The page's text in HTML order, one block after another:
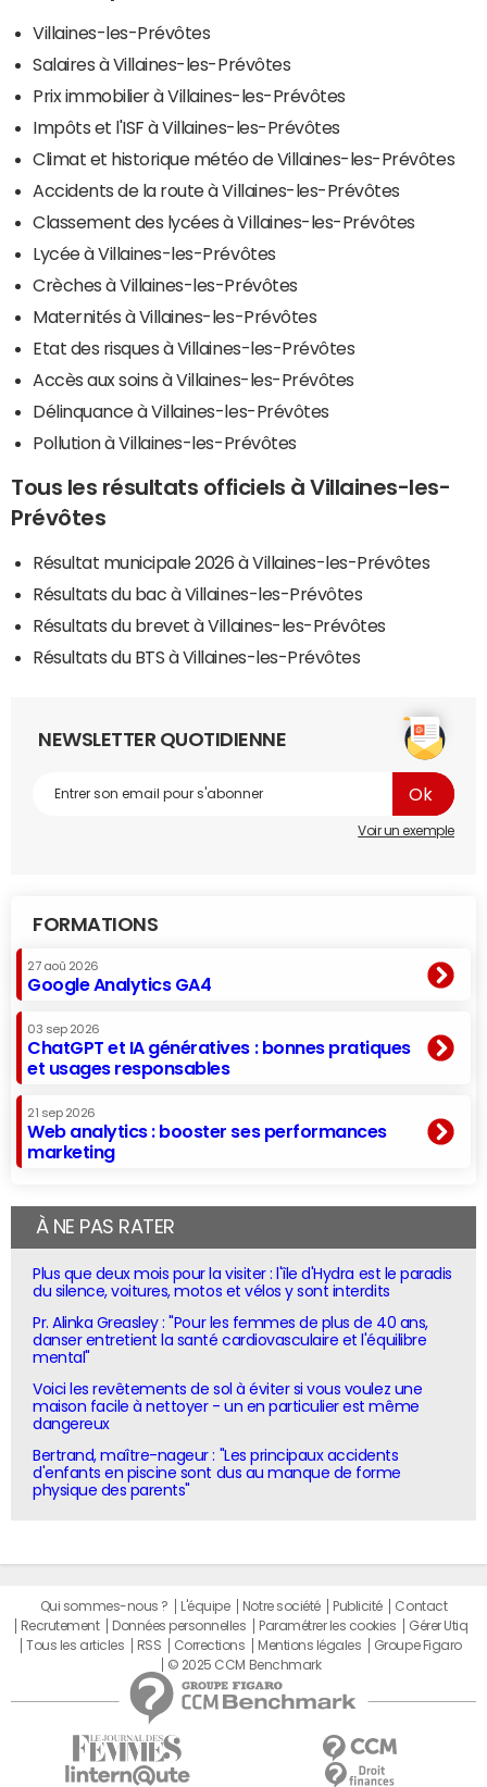
Villaines-les-Prévôtes
Salaires à Villaines-les-Prévôtes
Prix immobilier à Villaines-les-Prévôtes
Impôts et l'ISF à Villaines-les-Prévôtes
Climat et historique météo de Villaines-les-Prévôtes
Accidents de la route à Villaines-les-Prévôtes
Classement des lycées à Villaines-les-Prévôtes
Lycée à Villaines-les-Prévôtes
Crèches à Villaines-les-Prévôtes
Maternités à Villaines-les-Prévôtes
Etat des risques à Villaines-les-Prévôtes
Accès aux soins à Villaines-les-Prévôtes
Délinquance à Villaines-les-Prévôtes
Pollution à Villaines-les-Prévôtes
Tous les résultats officiels à Villaines-les-
Prévôtes
Résultat municipale 2026 à Villaines-les-Prévôtes
Résultats du bac à Villaines-les-Prévôtes
Résultats du brevet à Villaines-les-Prévôtes
Résultats du BTS à Villaines-les-Prévôtes
NEWSLETTER QUOTIDIENNE
Voir un exemple
FORMATIONS
27 aoû 2026
Google Analytics GA4
03 sep 2026
ChatGPT et IA génératives : bonnes pratiques
et usages responsables
21 sep 2026
Web analytics : booster ses performances
marketing
À NE PAS RATER
Plus que deux mois pour la visiter : l'île d'Hydra est le paradis
du silence, voitures, motos et vélos y sont interdits
Pr. Alinka Greasley : "Pour les femmes de plus de 40 ans,
danser entretient la santé cardiovasculaire et l'équilibre
mental"
Voici les revêtements de sol à éviter si vous voulez une
maison facile à nettoyer - un en particulier est même
dangereux
Bertrand, maître-nageur : "Les principaux accidents
d'enfants en piscine sont dus au manque de forme
physique des parents"
Qui sommes-nous ? L'équipe Notre société Publicité
Contact
Recrutement
Données personnelles Paramétrer les cookies
Gérer Utiq
Tous les articles
RSS Corrections Mentions légales
Groupe Figaro
© 2025 CCM Benchmark